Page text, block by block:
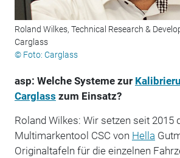
Roland Wilkes, Technical Research &
Carglass
© Foto: Carglass
asp: Welche Systeme zur
Carglass zum Einsatz?
Roland Wilkes: Wir setzen seit 2015
Multimarkentool CSC von Hella
Originaltafeln für die einzelnen